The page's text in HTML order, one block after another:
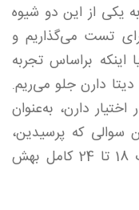
یکی از این دو شیوه
تست می‌گذاریم و
براساس تجربه
دارن جلو می‌ریم.
دارن، به‌عنوان
سوالی که پرسیدین،
Target Based هست و در جلسات 18 تا 24 کامل بهش